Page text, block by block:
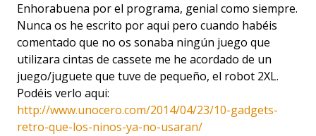
Enhorabuena por el programa, genial como siempre.
Nunca os he escrito por aqui pero cuando habéis
comentado que no os sonaba ningún juego que
utilizara cintas de cassete me he acordado de un
juego/juguete que tuve de pequeño, el robot 2XL.
Podéis verlo aqui:
http://www.unocero.com/2014/04/23/10-gadgets-
retro-que-los-ninos-ya-no-usaran/